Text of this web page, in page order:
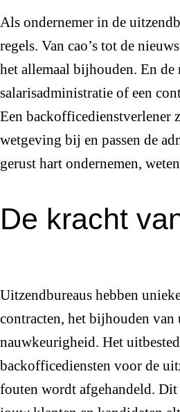
Als ondernemer in de
regels. Van cao’s tot de
het allemaal bijhouden. En
salarisadministratie of een
Een backofficedienstverlener
wetgeving bij en passen de
gerust hart ondernemen,
De kracht
Uitzendbureaus hebben
contracten, het bijhouden
nauwkeurigheid. Het
backofficediensten voor de
fouten wordt afgehandeld.